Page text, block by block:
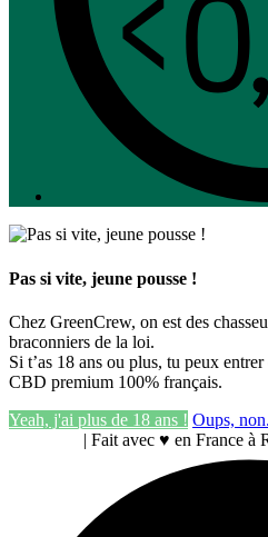
Pas si vite, jeune pousse !
Chez GreenCrew, on est des
braconniers de la loi.
Si t’as 18 ans ou plus, tu peux
CBD premium 100% français.
Yeah, j'ai plus de 18 ans ! Oups,
| Fait avec ♥ en France